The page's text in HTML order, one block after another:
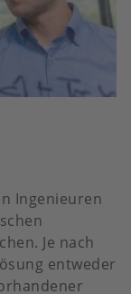
Ingenieuren
Je nach
entweder